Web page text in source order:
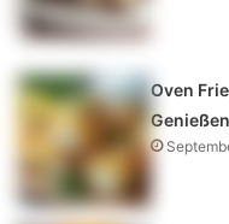
Oven
Genießen